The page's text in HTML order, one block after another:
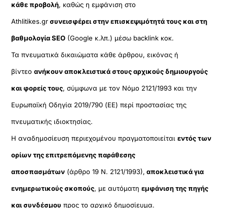
κάθε προβολή, καθώς η εμφάνιση στο
Athlitikes.grσυνεισφέρει στην επισκεψιμότητά τους και στη
βαθμολογία SEO (Google κ.λπ.) μέσω backlink κοκ.
Τα πνευματικά δικαιώματα κάθε άρθρου, εικόνας ή
βίντεοανήκουν αποκλειστικά στους αρχικούς δημιουργούς
και φορείς τους, σύμφωνα με τον Νόμο 2121/1993 και την
Ευρωπαϊκή Οδηγία 2019/790 (ΕΕ) περί προστασίας της
πνευματικής ιδιοκτησίας.
Η αναδημοσίευση περιεχομένου πραγματοποιείταιεντός των
ορίων της επιτρεπόμενης παράθεσης
αποσπασμάτων (άρθρο 19 Ν. 2121/1993), αποκλειστικά για
ενημερωτικούς σκοπούς, με αυτόματηεμφάνιση της πηγής
και συνδέσμου προς το αρχικό δημοσίευμα.